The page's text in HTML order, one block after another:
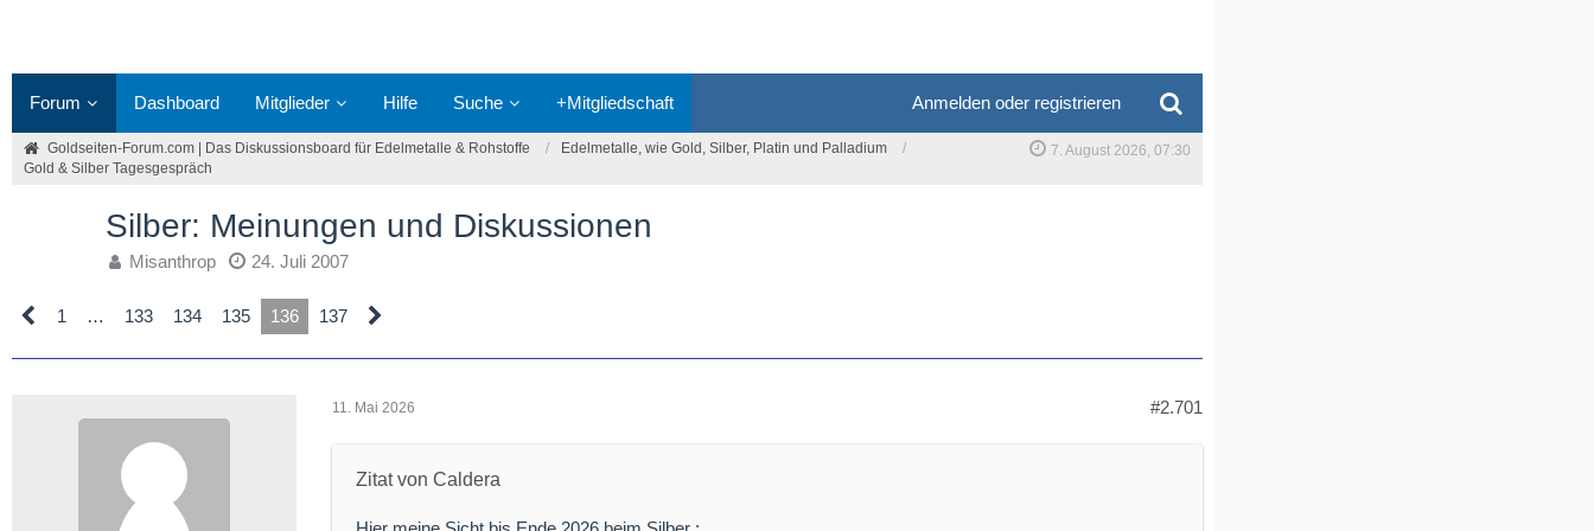
Forum Dashboard Mitglieder Hilfe Suche +Mitgliedschaft Anmelden oder registrieren
Goldseiten-Forum.com | Das Diskussionsboard für Edelmetalle & Rohstoffe
Edelmetalle, wie Gold, Silber, Platin und Palladium
Gold & Silber Tagesgespräch
7. August 2026, 07:30
Silber: Meinungen und Diskussionen
Misanthrop 24. Juli 2007
1 … 133 134 135 136 137
11. Mai 2026 #2.701
Zitat von Caldera